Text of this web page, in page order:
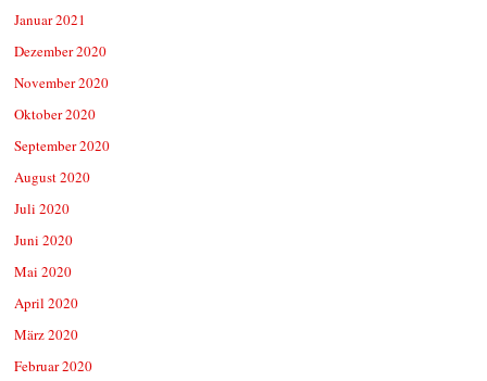
Januar 2021
Dezember 2020
November 2020
Oktober 2020
September 2020
August 2020
Juli 2020
Juni 2020
Mai 2020
April 2020
März 2020
Februar 2020